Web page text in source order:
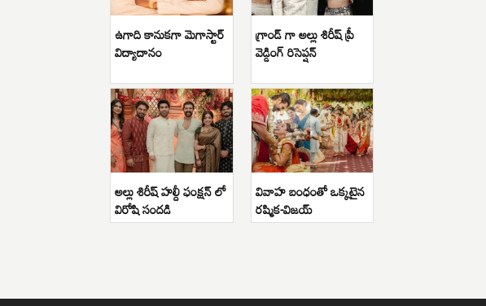
ఉగాది కానుకగా మెగాస్టార్
విద్యాదానం
గ్రాండ్ గా అల్లు శిరీష్ ప్రీ
వెడ్డింగ్ రిసెప్షన్
అల్లు శిరీష్ హల్దీ ఫంక్షన్ లో
విరోషి సందడి
వివాహ బంధంతో ఒక్కటైన
రష్మిక-విజయ్